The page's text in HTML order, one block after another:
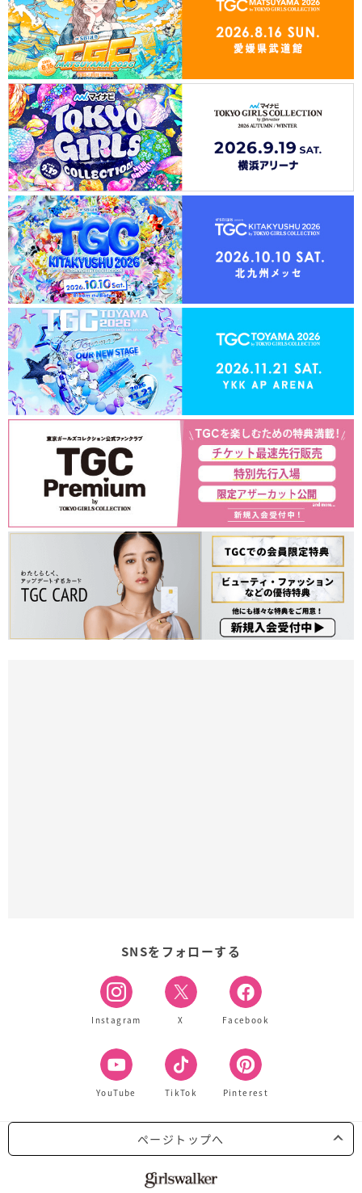
SNSをフォローする
Instagram X Facebook
YouTube TikTok Pinterest
ページトップへ